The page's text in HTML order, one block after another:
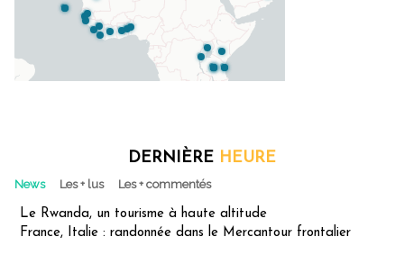
DERNIÈRE HEURE
News Les + lus Les + commentés
Le Rwanda, un tourisme à haute altitude
France, Italie : randonnée dans le Mercantour frontalier